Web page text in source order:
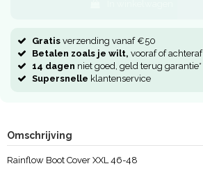
Gratis verzending vanaf €50
Betalen zoals je wilt, vooraf of achteraf
14 dagen niet goed, geld terug garantie*
Supersnelle klantenservice
Omschrijving
Rainflow Boot Cover XXL 46-48